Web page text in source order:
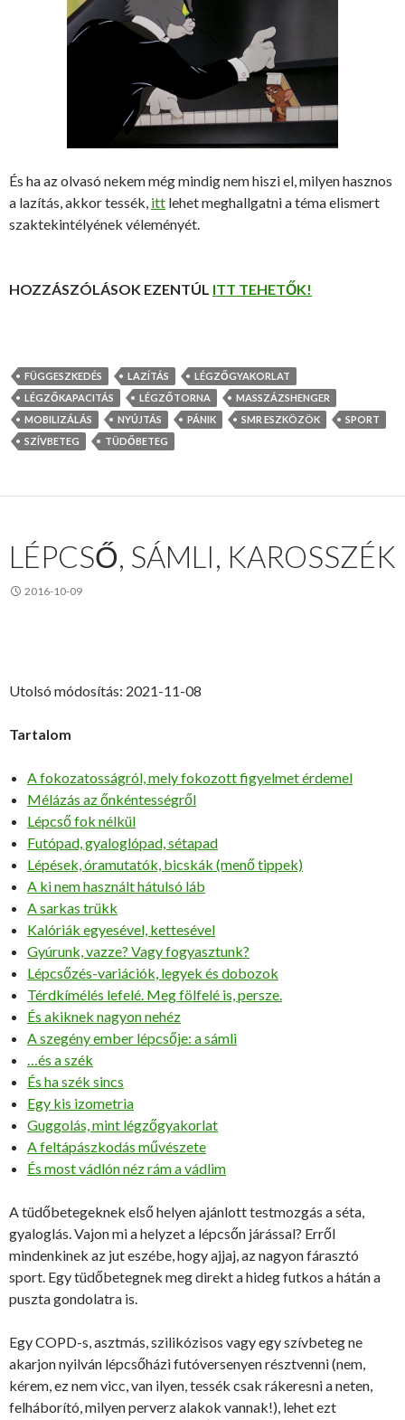
És ha az olvasó nekem még mindig nem hiszi el, milyen hasznos
a lazítás, akkor tessék, itt lehet meghallgatni a téma elismert
szaktekintélyének véleményét.
HOZZÁSZÓLÁSOK EZENTÚL ITT TEHETŐK!
FÜGGESZKEDÉS LAZÍTÁS
LÉGZŐGYAKORLAT
LÉGZŐKAPACITÁS
LÉGZŐTORNA
MASSZÁZSHENGER
MOBILIZÁLÁS
NYÚJTÁS PÁNIK SMR ESZKÖZÖK
SPORT
SZÍVBETEG
TÜDŐBETEG
LÉPCSŐ, SÁMLI, KAROSSZÉK
2016-10-09
Utolsó módosítás: 2021-11-08
Tartalom
A fokozatosságról, mely fokozott figyelmet érdemel
Mélázás az őnkéntességről
Lépcső fok nélkül
Futópad, gyaloglópad, sétapad
Lépések, óramutatók, bicskák (menő tippek)
A ki nem használt hátulsó láb
A sarkas trükk
Kalóriák egyesével, kettesével
Gyúrunk, vazze? Vagy fogyasztunk?
Lépcsőzés-variációk, legyek és dobozok
Térdkímélés lefelé. Meg fölfelé is, persze.
És akiknek nagyon nehéz
A szegény ember lépcsője: a sámli
…és a szék
És ha szék sincs
Egy kis izometria
Guggolás, mint légzőgyakorlat
A feltápászkodás művészete
És most vádlón néz rám a vádlim
A tüdőbetegeknek első helyen ajánlott testmozgás a séta,
gyaloglás. Vajon mi a helyzet a lépcsőn járással? Erről
mindenkinek az jut eszébe, hogy ajjaj, az nagyon fárasztó
sport. Egy tüdőbetegnek meg direkt a hideg futkos a hátán a
puszta gondolatra is.
Egy COPD-s, asztmás, szilikózisos vagy egy szívbeteg ne
akarjon nyilván lépcsőházi futóversenyen résztvenni (nem,
kérem, ez nem vicc, van ilyen, tessék csak rákeresni a neten,
felháborító, milyen perverz alakok vannak!), lehet ezt